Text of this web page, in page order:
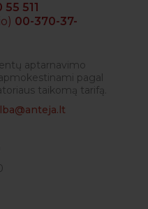
511
00-370-37-
aptarnavimo
pagal
taikomą tarifą.